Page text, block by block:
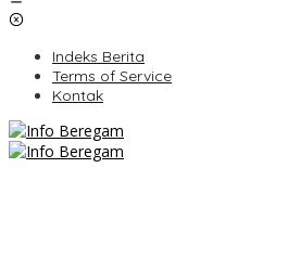
Indeks Berita
Terms of Service
Kontak